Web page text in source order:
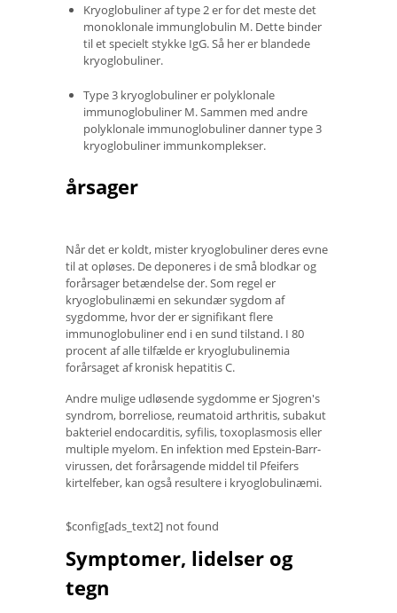
Kryoglobuliner af type 2 er for det meste det
monoklonale immunglobulin M. Dette binder
til et specielt stykke IgG. Så her er blandede
kryoglobuliner.
Type 3 kryoglobuliner er polyklonale
immunoglobuliner M. Sammen med andre
polyklonale immunoglobuliner danner type 3
kryoglobuliner immunkomplekser.
årsager
Når det er koldt, mister kryoglobuliner deres evne
til at opløses. De deponeres i de små blodkar og
forårsager betændelse der. Som regel er
kryoglobulinæmi en sekundær sygdom af
sygdomme, hvor der er signifikant flere
immunoglobuliner end i en sund tilstand. I 80
procent af alle tilfælde er kryoglubulinemia
forårsaget af kronisk hepatitis C.
Andre mulige udløsende sygdomme er Sjogren's
syndrom, borreliose, reumatoid arthritis, subakut
bakteriel endocarditis, syfilis, toxoplasmosis eller
multiple myelom. En infektion med Epstein-Barr-
virussen, det forårsagende middel til Pfeifers
kirtelfeber, kan også resultere i kryoglobulinæmi.
$config[ads_text2] not found
Symptomer, lidelser og
tegn